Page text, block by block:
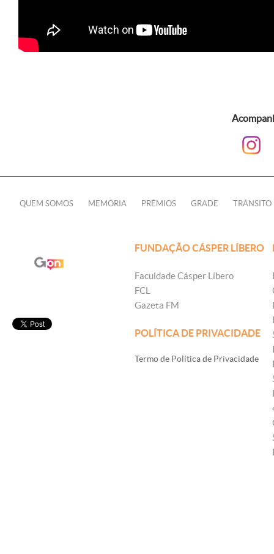
QUEM SOMOS MEMÓRIA PRÊMIOS GRADE TRÂNSITO
FUNDAÇÃO CÁSPER LÍBERO
Faculdade Cásper Líbero
FCL
Gazeta FM
POLÍTICA DE PRIVACIDADE
Termo de Política de Privacidade